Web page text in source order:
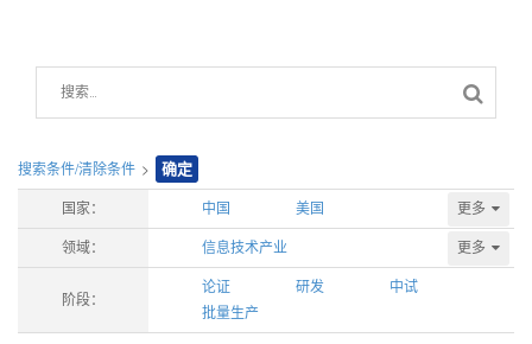
搜索条件/清除条件 > 确定
国家： 中国 美国 更多
领域： 信息技术产业 更多
阶段：
论证 研发
中试
批量生产